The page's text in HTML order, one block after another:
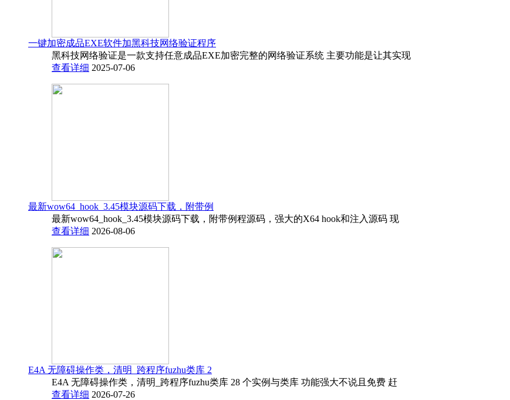
一键加密成品EXE软件加黑科技网络验证程序
黑科技网络验证是一款支持任意成品EXE加密完整的网络验证系统 主要功能是让其实现
查看详细 2025-07-06
最新wow64_hook_3.45模块源码下载，附带例
最新wow64_hook_3.45模块源码下载，附带例程源码，强大的X64 hook和注入源码 现
查看详细 2026-08-06
E4A 无障碍操作类，清明_跨程序fuzhu类库 2
E4A 无障碍操作类，清明_跨程序fuzhu类库 28 个实例与类库 功能强大不说且免费 赶
查看详细 2026-07-26